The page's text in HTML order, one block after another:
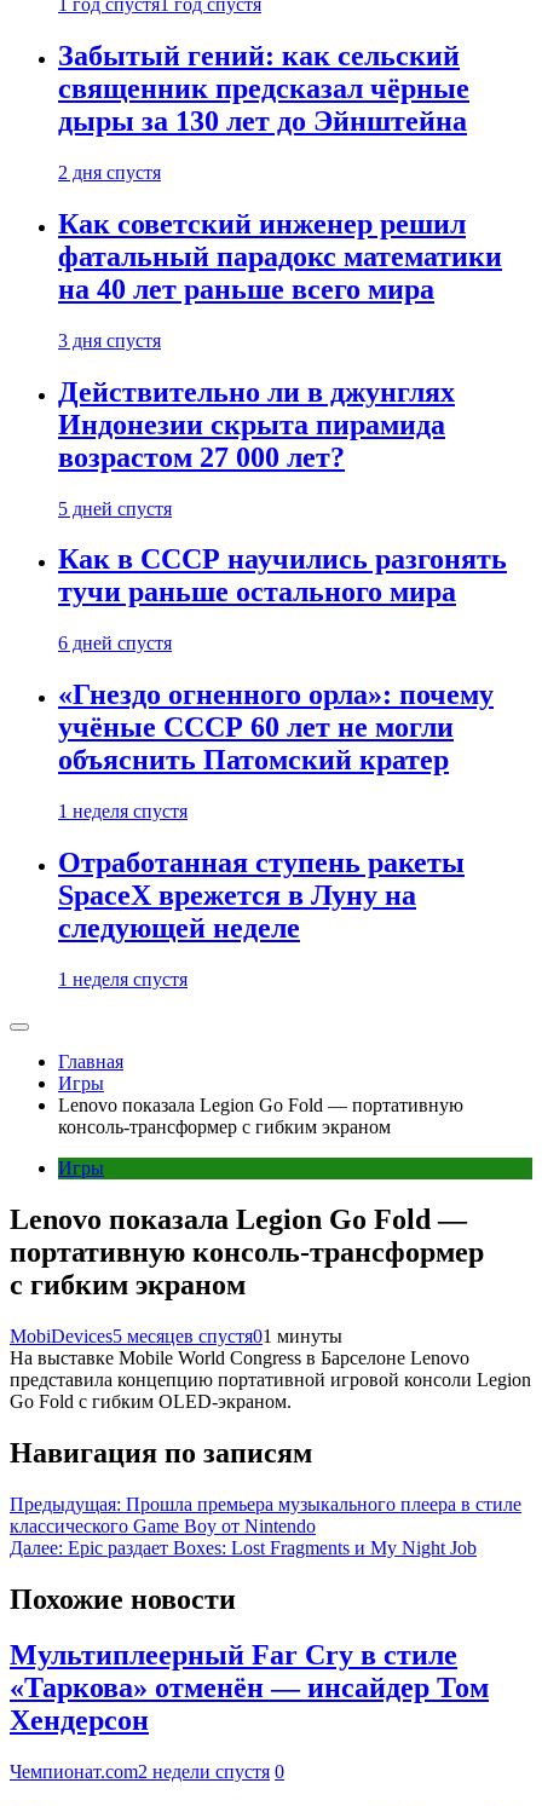
1 год спустя 1 год спустя
Забытый гений: как сельский
священник предсказал чёрные
дыры за 130 лет до Эйнштейна
2 дня спустя
Как советский инженер решил
фатальный парадокс математики
на 40 лет раньше всего мира
3 дня спустя
Действительно ли в джунглях
Индонезии скрыта пирамида
возрастом 27 000 лет?
5 дней спустя
Как в СССР научились разгонять
тучи раньше остального мира
6 дней спустя
«Гнездо огненного орла»: почему
учёные СССР 60 лет не могли
объяснить Патомский кратер
1 неделя спустя
Отработанная ступень ракеты
SpaceX врежется в Луну на
следующей неделе
1 неделя спустя
Главная
Игры
Lenovo показала Legion Go Fold — портативную
консоль-трансформер с гибким экраном
Игры
Lenovo показала Legion Go Fold —
портативную консоль-трансформер
с гибким экраном
MobiDevices5 месяцев спустя01 минуты
На выставке Mobile World Congress в Барселоне Lenovo
представила концепцию портативной игровой консоли Legion
Go Fold с гибким OLED-экраном.
Навигация по записям
Предыдущая: Прошла премьера музыкального плеера в стиле
классического Game Boy от Nintendo
Далее: Epic раздает Boxes: Lost Fragments и My Night Job
Похожие новости
Мультиплеерный Far Cry в стиле
«Таркова» отменён — инсайдер Том
Хендерсон
Чемпионат.com2 недели спустя 0